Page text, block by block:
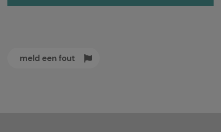
meld een fout